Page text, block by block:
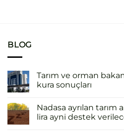
BLOG
Tarım ve orman
kura sonuçları
Nadasa ayrılan tarım
lira ayni destek